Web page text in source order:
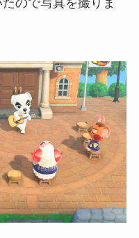
ので写真を撮りま